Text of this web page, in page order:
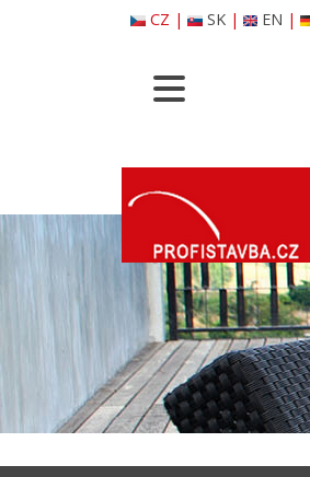
CZ | SK| EN |